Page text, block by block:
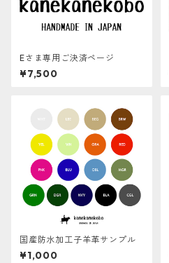
Eさま専用ご決済ページ
¥7,500
国産防水加工子羊革サンプル
¥1,000